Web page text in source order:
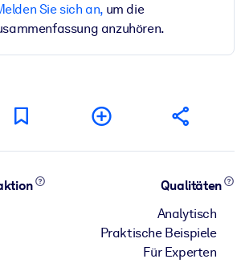
Sie sich an,um die
anzuhören.
Qualitäten
Analytisch
Praktische Beispiele
Für Experten